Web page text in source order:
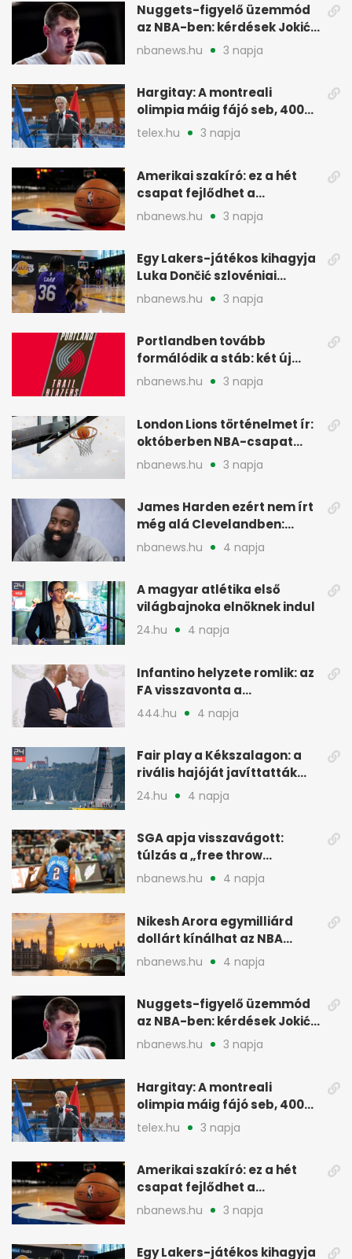
Nuggets-figyelő üzemmód
az NBA-ben: kérdések Jokić
jövőjéről
nbanews.hu 3 napja
Hargitay: A montreali
olimpia máig fájó seb, 400
vegyesen 4. lett
telex.hu 3 napja
Amerikai szakíró: ez a hét
csapat fejlődhet a
legtöbbet az NBA-ben
nbanews.hu 3 napja
Egy Lakers-játékos kihagyja
Luka Dončić szlovéniai
minicampjét
nbanews.hu 3 napja
Portlandben tovább
formálódik a stáb: két új
szakember a Blazersnél
nbanews.hu 3 napja
London Lions történelmet ír:
októberben NBA-csapat
ellen lép pályára
nbanews.hu 3 napja
James Harden ezért nem írt
még alá Clevelandben:
pénzügyi okok
nbanews.hu 4 napja
A magyar atlétika első
világbajnoka elnöknek indul
24.hu 4 napja
Infantino helyzete romlik: az
FA visszavonta a
támogatását, jöhet a
444.hu 4 napja
Fair play a Kékszalagon: a
rivális hajóját javíttatták
meg
24.hu 4 napja
SGA apja visszavágott:
túlzás a „free throw
merchant” címke?
nbanews.hu 4 napja
Nikesh Arora egymilliárd
dollárt kínálhat az NBA
Europe londoni csapatáért
nbanews.hu 4 napja
Nuggets-figyelő üzemmód
az NBA-ben: kérdések Jokić
jövőjéről
nbanews.hu 3 napja
Hargitay: A montreali
olimpia máig fájó seb, 400
vegyesen 4. lett
telex.hu 3 napja
Amerikai szakíró: ez a hét
csapat fejlődhet a
legtöbbet az NBA-ben
nbanews.hu 3 napja
Egy Lakers-játékos kihagyja